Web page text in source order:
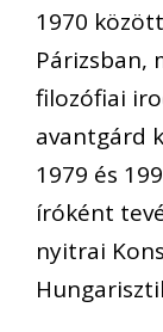
1970
Párizsban,
filozófiai
avantgárd
1979 és
íróként
nyitrai